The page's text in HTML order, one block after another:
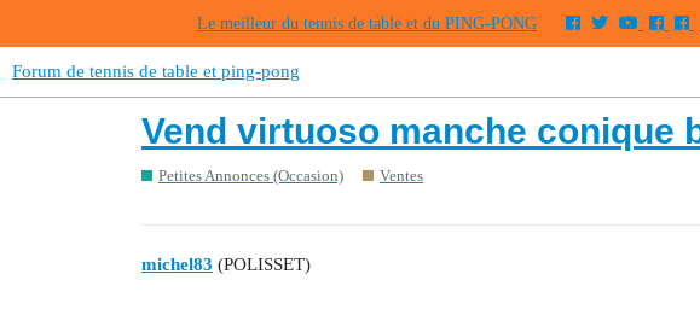
Le meilleur du tennis de table et du PING-PONG
Forum de tennis de table et ping-pong
Vend virtuoso manche conique
Petites Annonces (Occasion) Ventes
michel83 (POLISSET)